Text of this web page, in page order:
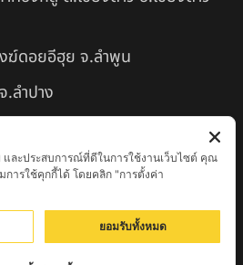
ฆ์ดอยอีฮุย จ.ลำพูน
.ลำปาง
าดี จ.เพชรบูรณ์
พูน
ะโย วัดเวฬุวัน อ.เชียงดาว
ง จ.ลำปาง
และประสบการณ์ที่ดีในการใช้งานเว็บไซต์ คุณ
การใช้คุกกี้ได้ โดยคลิก "การตั้งค่า
ยอมรับทั้งหมด